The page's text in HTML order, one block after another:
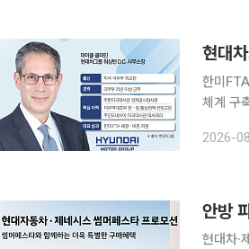
한미
체계 구축성
모 투자
2026-
안방
현대차·